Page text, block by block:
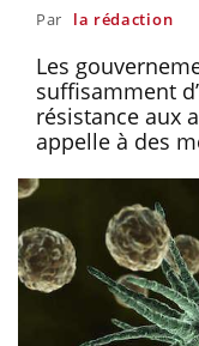
Par la rédaction
Les
suffisamment
résistance aux
appelle à des